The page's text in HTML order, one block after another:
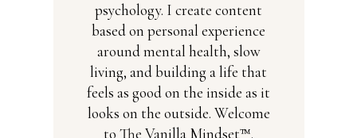
psychology. I create content
based on personal experience
around mental health, slow
living, and building a life that
feels as good on the inside as it
looks on the outside. Welcome
to The Vanilla Mindset™.